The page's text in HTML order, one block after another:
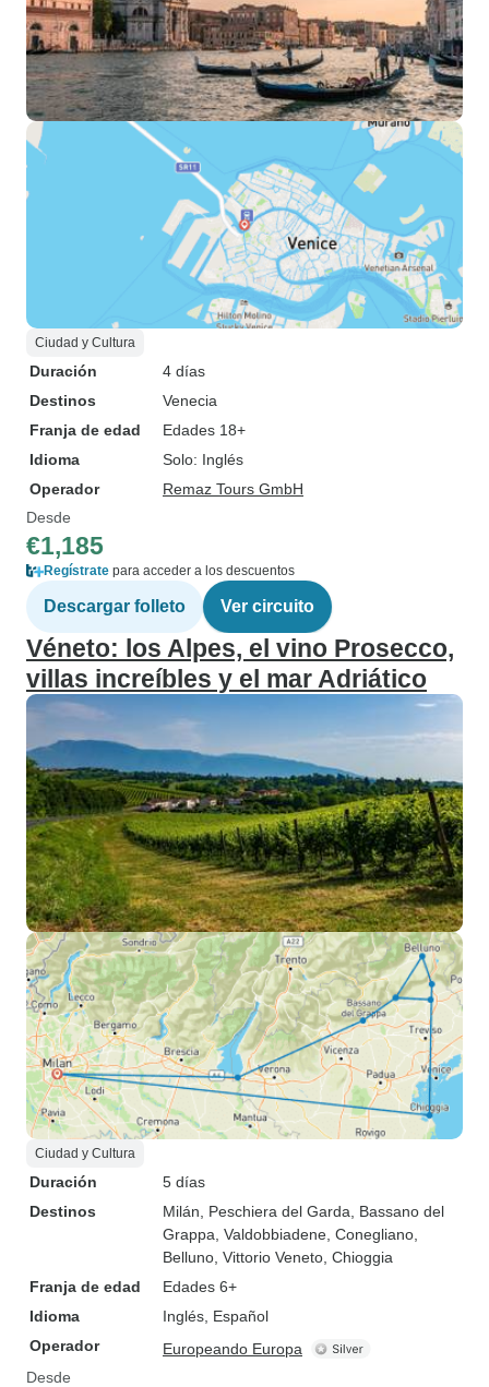
Ciudad y Cultura
Duración
4 días
Destinos
Venecia
Franja de edad
Edades 18+
Idioma
Solo: Inglés
Operador
Remaz Tours GmbH
Desde
€1,185
Regístrate para acceder a los descuentos
Descargar folleto Ver circuito
Véneto: los Alpes, el vino Prosecco,
villas increíbles y el mar Adriático
Ciudad y Cultura
Duración
5 días
Destinos
Milán , Peschiera del Garda , Bassano del
Grappa , Valdobbiadene , Conegliano
Belluno , Vittorio Veneto , Chioggia
Franja de edad
Edades 6+
Idioma
Inglés, Español
Operador
Europeando Europa
Desde